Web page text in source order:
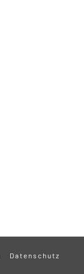
Datenschutz